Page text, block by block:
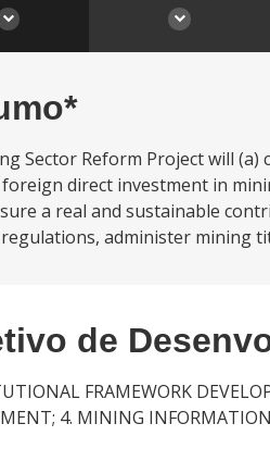
Sector Reform Project will
direct investment in
a real and sustainable
administer mining
de
FRAMEWORK
4. MINING